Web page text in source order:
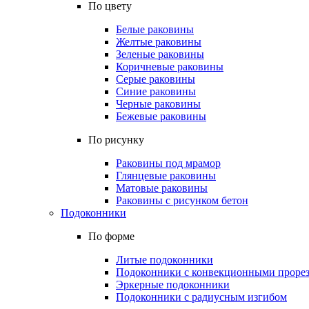
По цвету
Белые раковины
Желтые раковины
Зеленые раковины
Коричневые раковины
Серые раковины
Синие раковины
Черные раковины
Бежевые раковины
По рисунку
Раковины под мрамор
Глянцевые раковины
Матовые раковины
Раковины с рисунком бетон
Подоконники
По форме
Литые подоконники
Подоконники с конвекционными
Эркерные подоконники
Подоконники с радиусным изгибом